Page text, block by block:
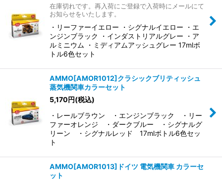
在庫切れです。再入荷にご登録で入荷時にメールにて
お知らせをいたします。
・リーファーイエロー ・シグナルイエロー ・エ
ンジンブラック ・インダストリアルグレー ・ア
ルミニウム ・ミディアムアッシュグレー 17mlボ
トル6色セット
AMMO[AMOR1012]クラシックブリティッシュ
蒸気機関車カラーセット
5,170円(税込)
・レールブラウン ・エンジンブラック ・リー
ファーオレンジ ・ダークブルー ・シグナルグ
リーン ・シグナルレッド 17mlボトル6色セッ
ト
AMMO[AMOR1013]ドイツ 電気機関車 カラーセ
ット